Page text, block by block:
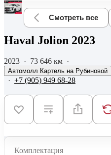
Смотреть все
Haval Jolion 2023
2023 · 73 646 км ·
Автомолл Картель на Рубиновой
· +7 (905) 949 68-28
Комплектация